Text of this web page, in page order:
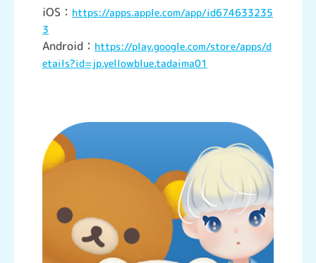
iOS： https://apps.apple.com/app/id674633235
3
Android： https://play.google.com/store/apps/d
etails?id=jp.yellowblue.tadaima01